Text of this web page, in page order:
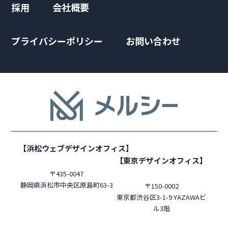
採用 会社概要
プライバシーポリシー お問い合わせ
【浜松ウェブデザインオフィス】
〒435-0047
静岡県浜松市中央区原島町63-3
【東京デザインオフィス】
〒150-0002
東京都渋谷区3-1-9 YAZAWAビ
ル3階